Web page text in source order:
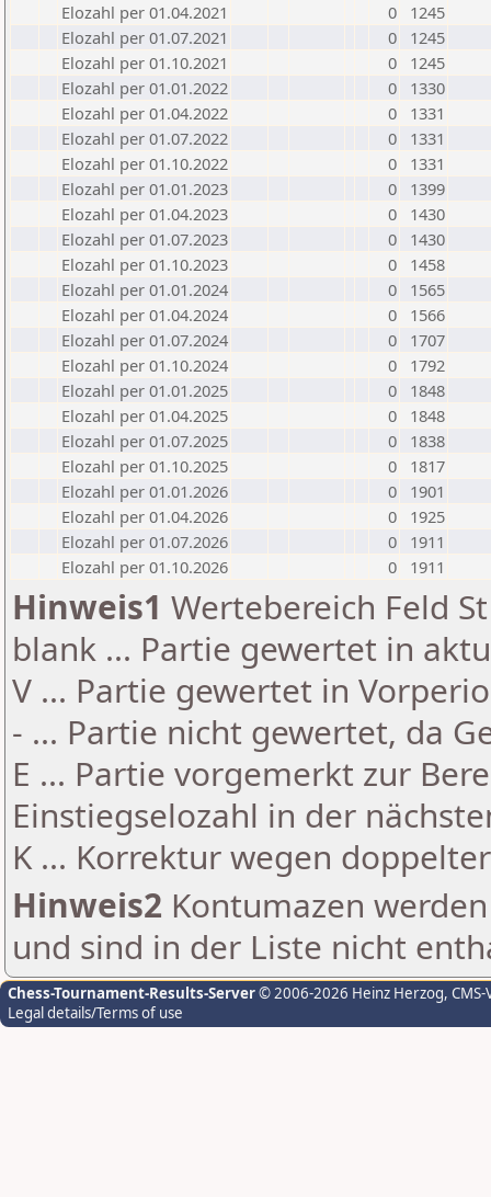
Elozahl per 01.04.2021
0
1245
Elozahl per 01.07.2021
0
1245
Elozahl per 01.10.2021
0
1245
Elozahl per 01.01.2022
0
1330
Elozahl per 01.04.2022
0
1331
Elozahl per 01.07.2022
0
1331
Elozahl per 01.10.2022
0
1331
Elozahl per 01.01.2023
0
1399
Elozahl per 01.04.2023
0
1430
Elozahl per 01.07.2023
0
1430
Elozahl per 01.10.2023
0
1458
Elozahl per 01.01.2024
0
1565
Elozahl per 01.04.2024
0
1566
Elozahl per 01.07.2024
0
1707
Elozahl per 01.10.2024
0
1792
Elozahl per 01.01.2025
0
1848
Elozahl per 01.04.2025
0
1848
Elozahl per 01.07.2025
0
1838
Elozahl per 01.10.2025
0
1817
Elozahl per 01.01.2026
0
1901
Elozahl per 01.04.2026
0
1925
Elozahl per 01.07.2026
0
1911
Elozahl per 01.10.2026
0 1911
Hinweis1 Wertebereich Feld
blank ... Partie gewertet in
V ... Partie gewertet in
- ... Partie nicht gewertet, da
E ... Partie vorgemerkt zur
Einstiegselozahl in der
K ... Korrektur wegen
Hinweis2 Kontumazen
und sind in der Liste nicht
Chess-Tournament-Results-Server© 2006-2026 Heinz Herzog,
Legal details/Terms of use